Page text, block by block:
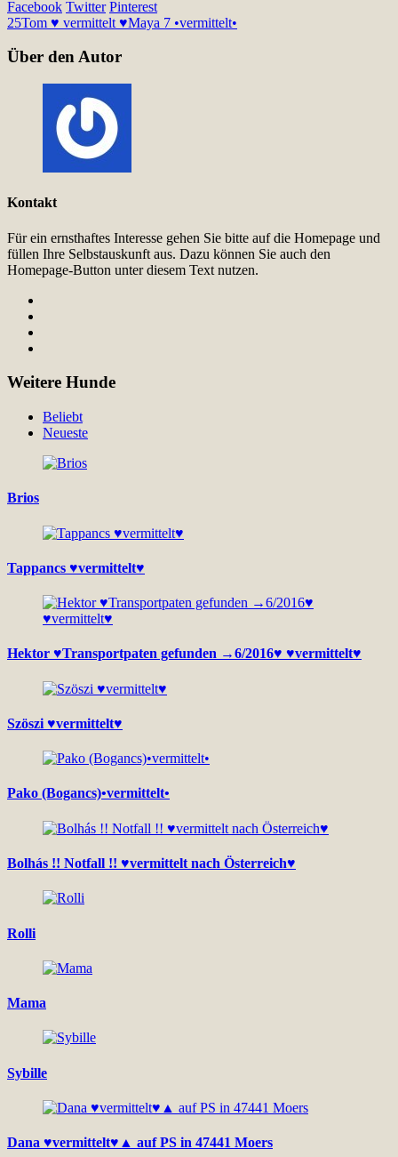
Facebook Twitter Pinterest
25Tom ♥ vermittelt ♥Maya 7 •vermittelt•
Über den Autor
Kontakt
Für ein ernsthaftes Interesse gehen Sie bitte auf die Homepage und
füllen Ihre Selbstauskunft aus. Dazu können Sie auch den
Homepage-Button unter diesem Text nutzen.
Weitere Hunde
Beliebt
Neueste
Brios
Tappancs ♥vermittelt♥
Hektor ♥Transportpaten gefunden →6/2016♥ ♥vermittelt♥
Szöszi ♥vermittelt♥
Pako (Bogancs)•vermittelt•
Bolhás !! Notfall !! ♥vermittelt nach Österreich♥
Rolli
Mama
Sybille
Dana ♥vermittelt♥▲ auf PS in 47441 Moers